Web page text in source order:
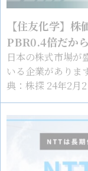
【住友化学】
PBR0.4倍だか
日本の株式市場が
いる企業がありま
典：株探 24年2月